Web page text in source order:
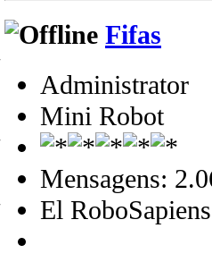
Fifas
Administrator
Mini Robot
Mensagens:
El RoboSapiens